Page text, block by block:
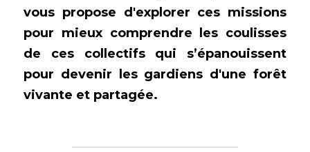
vous propose d'explorer ces missions
pour mieux comprendre les coulisses
de ces collectifs qui s’épanouissent
pour devenir les gardiens d'une forêt
vivante et partagée.